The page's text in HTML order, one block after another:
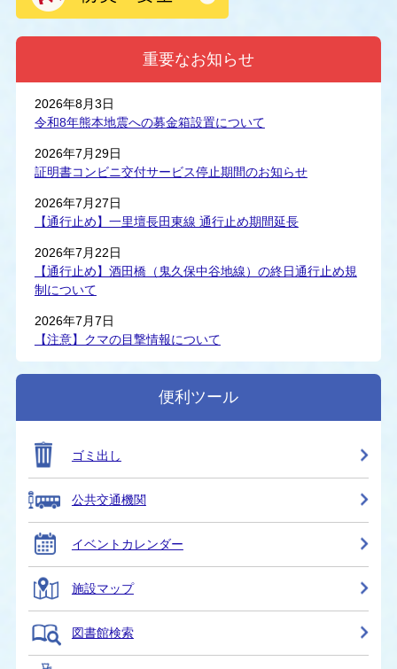
重要なお知らせ
2026年8月3日
令和8年熊本地震への募金箱設置について
2026年7月29日
証明書コンビニ交付サービス停止期間のお知らせ
2026年7月27日
【通行止め】一里壇長田東線 通行止め期間延長
2026年7月22日
【通行止め】酒田橋（鬼久保中谷地線）の終日通行止め規
制について
2026年7月7日
【注意】クマの目撃情報について
便利ツール
ゴミ出し
公共交通機関
イベントカレンダー
施設マップ
図書館検索